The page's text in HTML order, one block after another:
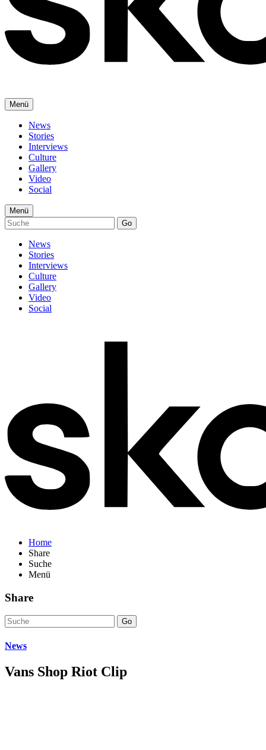
Menü
News
Stories
Interviews
Culture
Gallery
Video
Social
Menü
Go
News
Stories
Interviews
Culture
Gallery
Video
Social
Home
Share
Suche
Menü
Share
Go
News
Vans Shop Riot Clip